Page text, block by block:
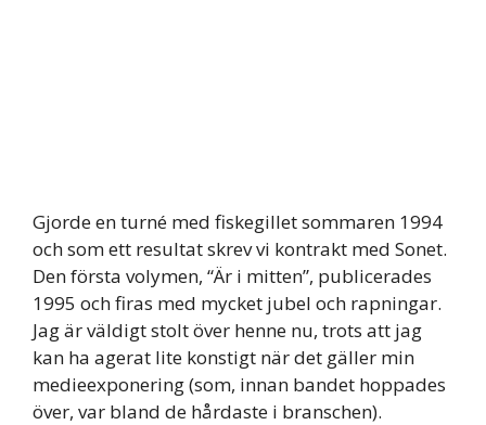
Gjorde en turné med fiskegillet sommaren 1994
och som ett resultat skrev vi kontrakt med Sonet.
Den första volymen, “Är i mitten”, publicerades
1995 och firas med mycket jubel och rapningar.
Jag är väldigt stolt över henne nu, trots att jag
kan ha agerat lite konstigt när det gäller min
medieexponering (som, innan bandet hoppades
över, var bland de hårdaste i branschen).